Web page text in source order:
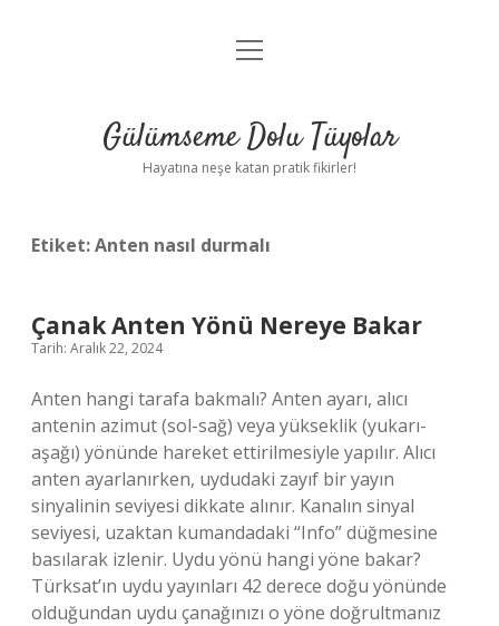
Anasayfa
Yasal Uyarı
menüyü
Gülümseme Dolu Tüyolar
Hayatına neşe katan pratik fikirler!
Etiket:Anten nasıl durmalı
Çanak Anten Yönü Nereye Bakar
Tarih: Aralık 22, 2024
Anten hangi tarafa bakmalı? Anten ayarı, alıcı
antenin azimut (sol-sağ) veya yükseklik (yukarı-
aşağı) yönünde hareket ettirilmesiyle yapılır. Alıcı
anten ayarlanırken, uydudaki zayıf bir yayın
sinyalinin seviyesi dikkate alınır. Kanalın sinyal
seviyesi, uzaktan kumandadaki “Info” düğmesine
basılarak izlenir. Uydu yönü hangi yöne bakar?
Türksat’ın uydu yayınları 42 derece doğu yönünde
olduğundan uydu çanağınızı o yöne doğrultmanız